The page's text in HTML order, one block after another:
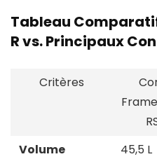
Tableau
R vs. Principaux
Critères
Volume
45,5 L